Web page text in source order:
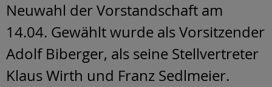
Neuwahl der Vorstandschaft am
14.04. Gewählt wurde als Vorsitzender
Adolf Biberger, als seine Stellvertreter
Klaus Wirth und Franz Sedlmeier.